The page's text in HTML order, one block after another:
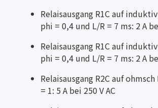
Relaisausgang R1C auf
phi = 0,4 und L/R = 7 ms: 2 A
Relaisausgang R1C auf
phi = 0,4 und L/R = 7 ms: 2 A
Relaisausgang R2C auf
= 1: 5 A bei 250 V AC